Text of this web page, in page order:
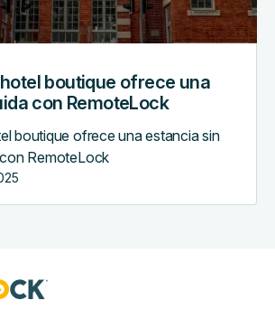
boutique ofrece una
con RemoteLock
boutique ofrece una estancia sin
RemoteLock